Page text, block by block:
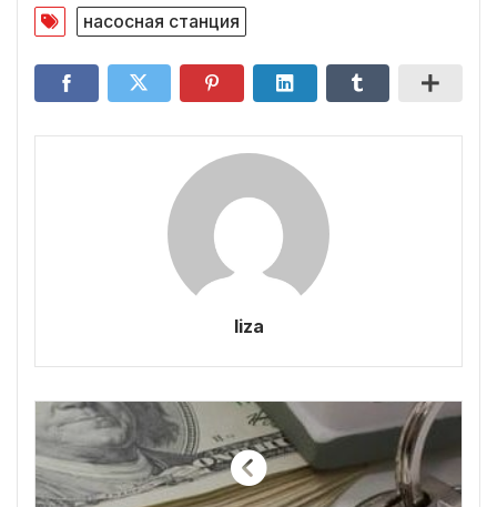
насосная станция
liza